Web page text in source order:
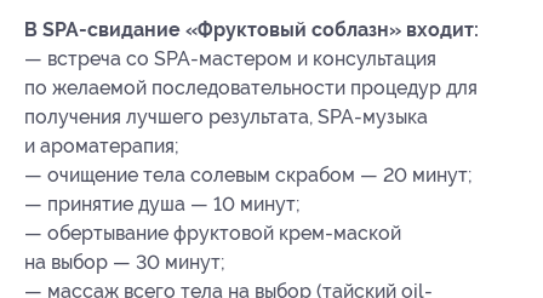
В SPA-свидание «Фруктовый соблазн» входит:
— встреча со SPA-мастером и консультация
по желаемой последовательности процедур для
получения лучшего результата, SPA-музыка
и ароматерапия;
— очищение тела солевым скрабом — 20 минут;
— принятие душа — 10 минут;
— обертывание фруктовой крем-маской
на выбор — 30 минут;
— массаж всего тела на выбор (тайский oil-